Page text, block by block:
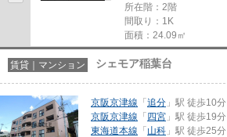
所在階：2階
間取り：1K
面積：24.09㎡
賃貸｜マンション シェモア稲葉台
京阪京津線 「 追分 」駅 徒歩10分
京阪京津線 「 四宮 」駅 徒歩19分
東海道本線 「 山科 」駅 徒歩25分